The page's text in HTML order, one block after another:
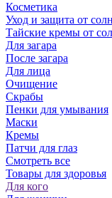
Косметика
Уход и защита от
Тайские кремы от
Для загара
После загара
Для лица
Очищение
Скрабы
Пенки для умывания
Маски
Кремы
Патчи для глаз
Смотреть все
Товары для здоровья
Для кого